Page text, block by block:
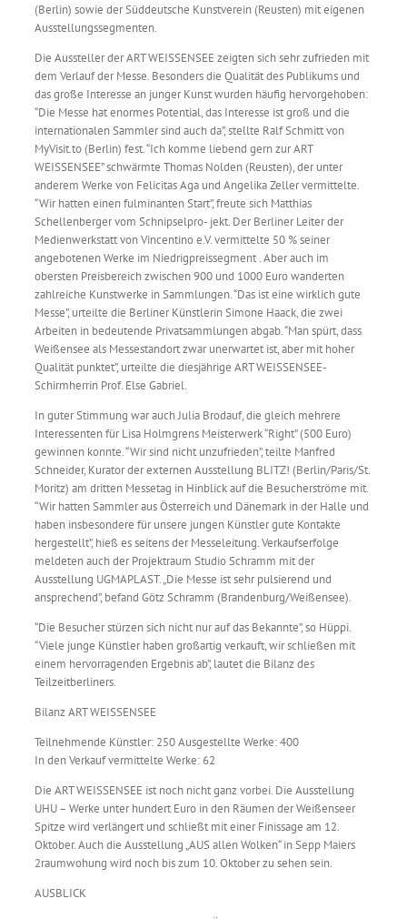
(Berlin) sowie der Süddeutsche Kunstverein (Reusten) mit eigenen
Ausstellungssegmenten.
Die Aussteller der ART WEISSENSEE zeigten sich sehr zufrieden mit
dem Verlauf der Messe. Besonders die Qualität des Publikums und
das große Interesse an junger Kunst wurden häufig hervorgehoben:
“Die Messe hat enormes Potential, das Interesse ist groß und die
internationalen Sammler sind auch da”, stellte Ralf Schmitt von
MyVisit.to (Berlin) fest. “Ich komme liebend gern zur ART
WEISSENSEE” schwärmte Thomas Nolden (Reusten), der unter
anderem Werke von Felicitas Aga und Angelika Zeller vermittelte.
“Wir hatten einen fulminanten Start”, freute sich Matthias
Schellenberger vom Schnipselpro- jekt. Der Berliner Leiter der
Medienwerkstatt von Vincentino e.V. vermittelte 50 % seiner
angebotenen Werke im Niedrigpreissegment . Aber auch im
obersten Preisbereich zwischen 900 und 1000 Euro wanderten
zahlreiche Kunstwerke in Sammlungen. “Das ist eine wirklich gute
Messe”, urteilte die Berliner Künstlerin Simone Haack, die zwei
Arbeiten in bedeutende Privatsammlungen abgab. “Man spürt, dass
Weißensee als Messestandort zwar unerwartet ist, aber mit hoher
Qualität punktet”, urteilte die diesjährige ART WEISSENSEE-
Schirmherrin Prof. Else Gabriel.
In guter Stimmung war auch Julia Brodauf, die gleich mehrere
Interessenten für Lisa Holmgrens Meisterwerk “Right” (500 Euro)
gewinnen konnte. “Wir sind nicht unzufrieden”, teilte Manfred
Schneider, Kurator der externen Ausstellung BLITZ! (Berlin/Paris/St.
Moritz) am dritten Messetag in Hinblick auf die Besucherströme mit.
“Wir hatten Sammler aus Österreich und Dänemark in der Halle und
haben insbesondere für unsere jungen Künstler gute Kontakte
hergestellt”, hieß es seitens der Messeleitung. Verkaufserfolge
meldeten auch der Projektraum Studio Schramm mit der
Ausstellung UGMAPLAST. „Die Messe ist sehr pulsierend und
ansprechend”, befand Götz Schramm (Brandenburg/Weißensee).
“Die Besucher stürzen sich nicht nur auf das Bekannte”, so Hüppi.
“Viele junge Künstler haben großartig verkauft, wir schließen mit
einem hervorragenden Ergebnis ab”, lautet die Bilanz des
Teilzeitberliners.
Bilanz ART WEISSENSEE
Teilnehmende Künstler: 250 Ausgestellte Werke: 400
In den Verkauf vermittelte Werke: 62
Die ART WEISSENSEE ist noch nicht ganz vorbei. Die Ausstellung
UHU – Werke unter hundert Euro in den Räumen der Weißenseer
Spitze wird verlängert und schließt mit einer Finissage am 12.
Oktober. Auch die Ausstellung „AUS allen Wolken“ in Sepp Maiers
2raumwohung wird noch bis zum 10. Oktober zu sehen sein.
AUSBLICK